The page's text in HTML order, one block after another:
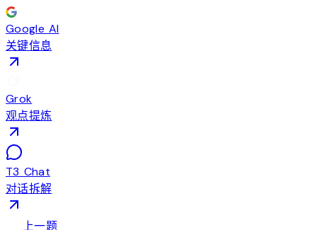
Google AI
关键信息
Grok
观点提炼
T3 Chat
对话拆解
上一题